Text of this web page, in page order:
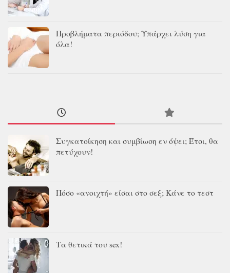
Προβλήματα περιόδου; Υπάρχει λύση για
όλα!
Συγκατοίκηση και συμβίωση εν όψει; Έτσι, θα
πετύχουν!
Πόσο «ανοιχτή» είσαι στο σεξ; Κάνε το τεστ
Τα θετικά του sex!